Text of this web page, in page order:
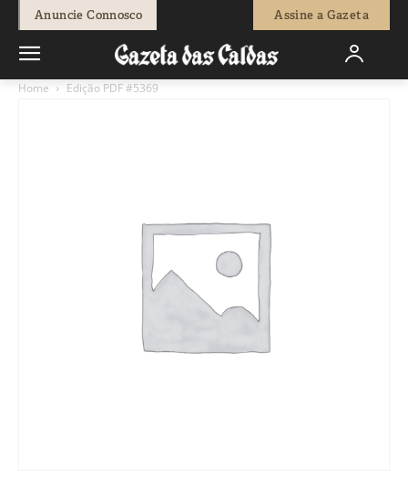
Anuncie Connosco Assine a Gazeta
Home Edição PDF #5369